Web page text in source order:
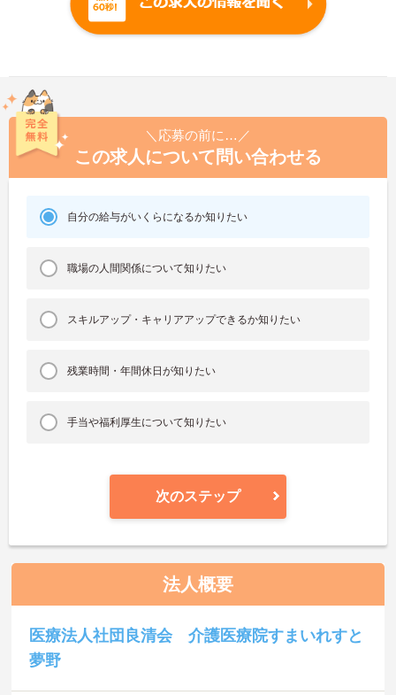
＼応募の前に…／
この求人について問い合わせる
自分の給与がいくらになるか知りたい
職場の人間関係について知りたい
スキルアップ・キャリアアップできるか知りたい
残業時間・年間休日が知りたい
手当や福利厚生について知りたい
次のステップ
法人概要
医療法人社団良清会 介護医療院すまいれすと
夢野